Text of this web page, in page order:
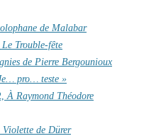
de Malabar
Le Trouble-fête
de Pierre Bergounioux
pro… teste »
À Raymond Théodore
Violette de Dürer